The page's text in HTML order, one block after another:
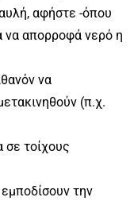
αφήστε -όπου
να απορροφά νερό η
να
(π.χ.
σε τοίχους
την